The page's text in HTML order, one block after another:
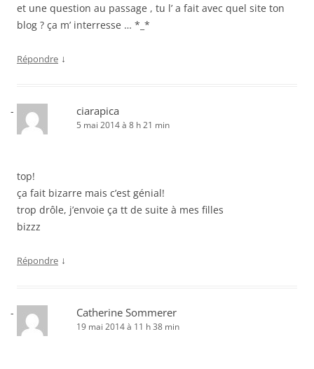
et une question au passage , tu l’ a fait avec quel site ton
blog ? ça m’ interresse … *_*
Répondre ↓
ciarapica
5 mai 2014 à 8 h 21 min
top!
ça fait bizarre mais c’est génial!
trop drôle, j’envoie ça tt de suite à mes filles
bizzz
Répondre ↓
Catherine Sommerer
19 mai 2014 à 11 h 38 min